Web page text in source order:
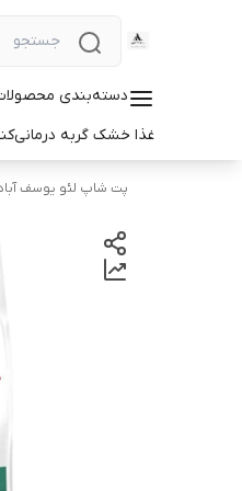
دسته‌بندی
غذا خشک گربه درمانی
پت شاپ لئو یوسف